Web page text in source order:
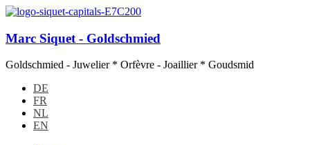
Marc Siquet - Goldschmied
Goldschmied - Juwelier * Orfèvre - Joaillier * Goudsmid
DE
FR
NL
EN